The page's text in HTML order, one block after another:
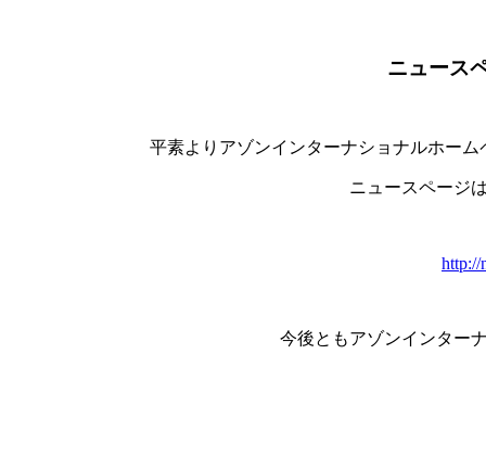
ニュース
平素よりアゾンインターナショナルホー
ニュースページ
http://
今後ともアゾンインター